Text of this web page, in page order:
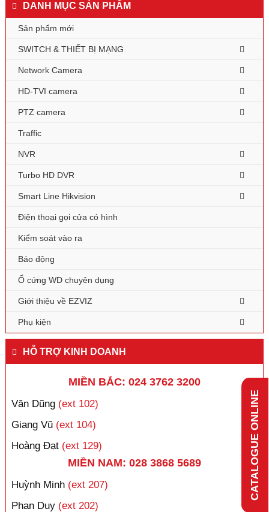
CATALOGUE ONLINE
DANH MỤC SẢN PHẨM
Sản phẩm mới
SWITCH & THIẾT BỊ MẠNG
Network Camera
HD-TVI camera
PTZ camera
Traffic
NVR
Turbo HD DVR
Smart Line Hikvision
Điện thoại gọi cửa có hình
Kiểm soát vào ra
Báo động
Ổ cứng WD chuyên dụng
Giới thiệu về EZVIZ
Phụ kiện
HỖ TRỢ KINH DOANH
MIỀN BẮC: 024 3762 3200
Văn Dũng (ext 102)
Giang Vũ (ext 104)
Hoàng Đạt (ext 129)
MIỀN NAM: 028 3868 5689
Huỳnh Minh (ext 207)
Phan Duy (ext 202)